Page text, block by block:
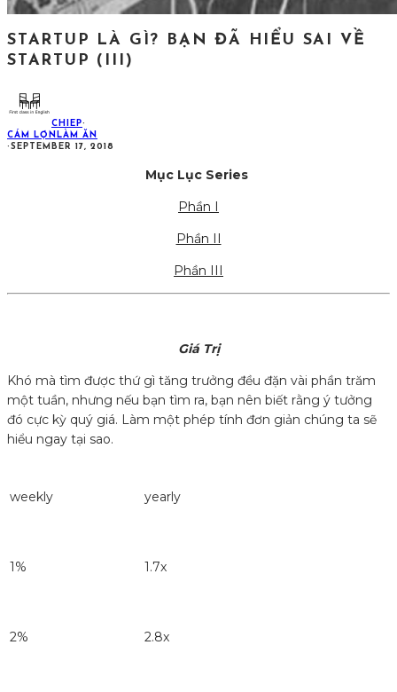
STARTUP LÀ GÌ? BẠN ĐÃ HIỂU SAI VỀ
STARTUP (III)
CHIEP·
CÁM LỢNLÀM ĂN
·SEPTEMBER 17, 2018
Mục Lục Series
Phần I
Phần II
Phần III
Giá Trị
Khó mà tìm được thứ gì tăng trưởng đều đặn vài phần trăm
một tuần, nhưng nếu bạn tìm ra, bạn nên biết rằng ý tưởng
đó cực kỳ quý giá. Làm một phép tính đơn giản chúng ta sẽ
hiểu ngay tại sao.
weekly yearly
1% 1.7x
2% 2.8x